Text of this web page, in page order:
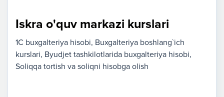
Iskra o'quv markazi kurslari
1C buxgalteriya hisobi Buxgalteriya boshlang`ich
kurslari Byudjet tashkilotlarida buxgalteriya hisobi
Soliqqa tortish va soliqni hisobga olish